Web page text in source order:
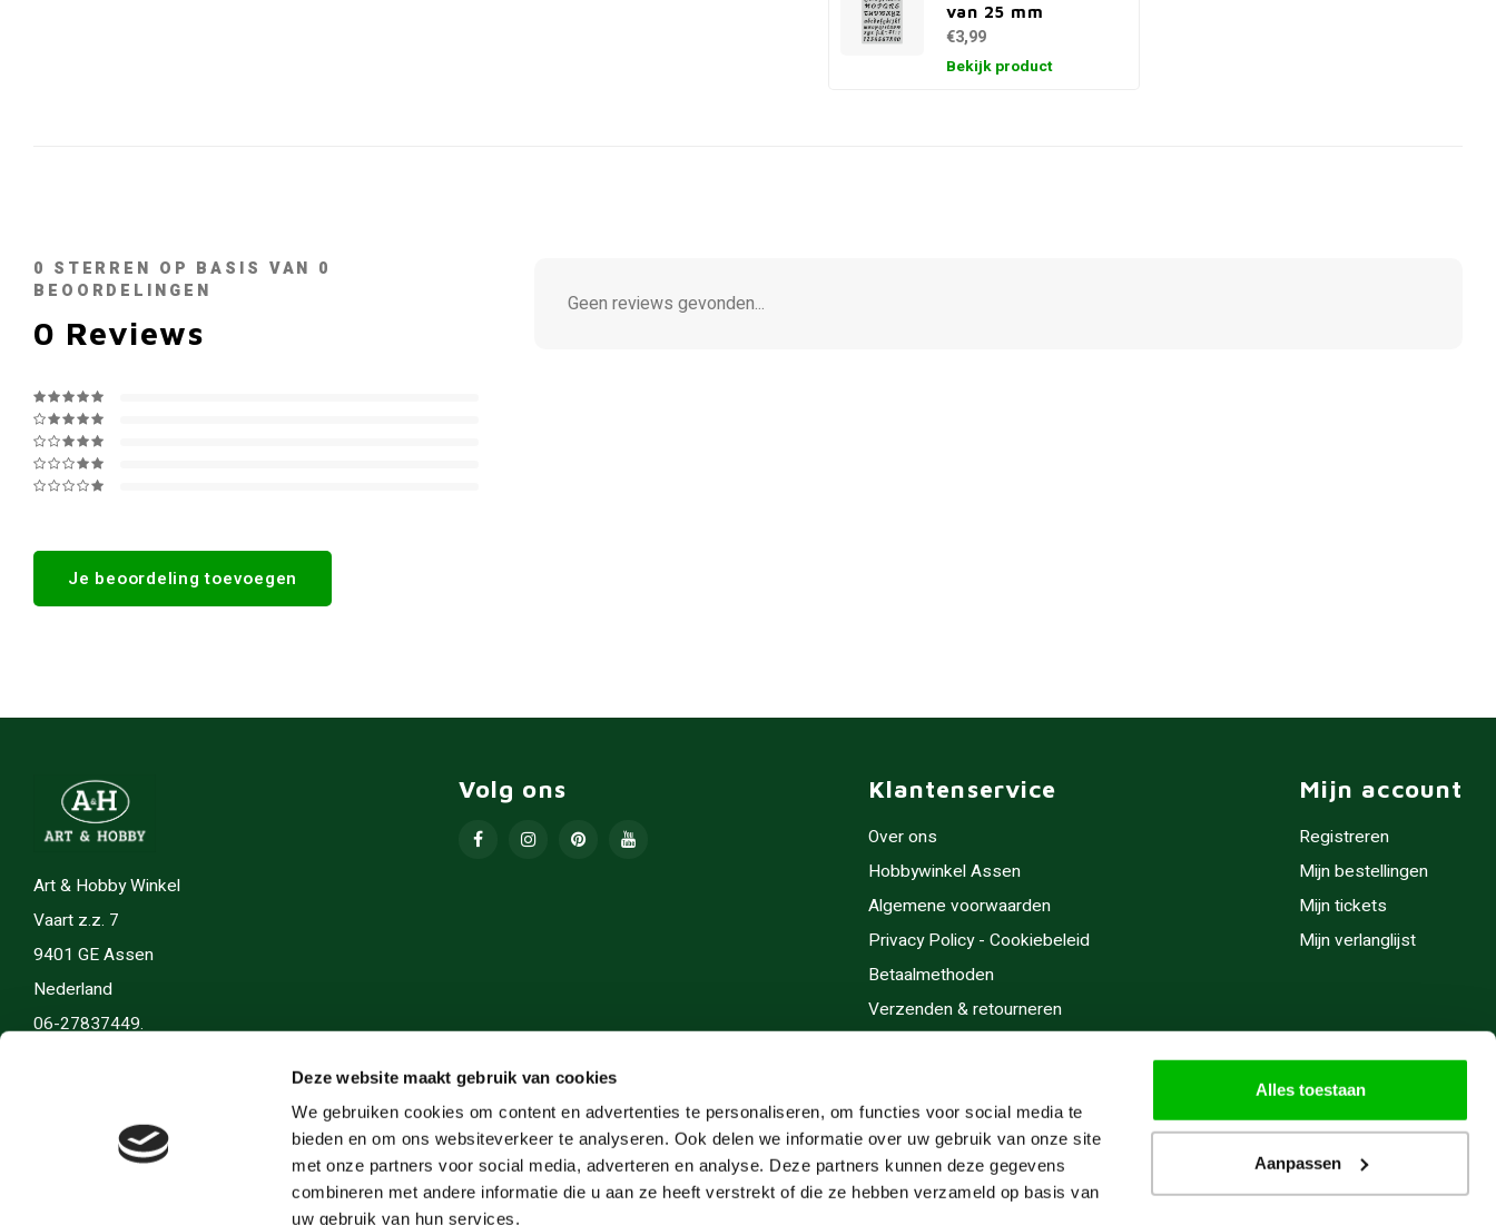
Deze website maakt gebruik van cookies
We gebruiken cookies om content en advertenties te personaliseren, om functies voor social media te
bieden en om ons websiteverkeer te analyseren. Ook delen we informatie over uw gebruik van onze site
met onze partners voor social media, adverteren en analyse. Deze partners kunnen deze gegevens
combineren met andere informatie die u aan ze heeft verstrekt of die ze hebben verzameld op basis van
uw gebruik van hun services.
Alles toestaan
Aanpassen
van 25 mm
€3,99
Bekijk product
0 STERREN OP BASIS VAN 0
BEOORDELINGEN
0 Reviews
Je beoordeling toevoegen
Geen reviews gevonden...
Art & Hobby Winkel
Vaart z.z. 7
9401 GE Assen
Nederland
06-27837449.
Volg ons Klantenservice
Over ons
Hobbywinkel Assen
Algemene voorwaarden
Privacy Policy - Cookiebeleid
Betaalmethoden
Verzenden & retourneren
Cadeaubonnen
Inlijsten
Servicegebieden
Mijn account
Registreren
Mijn bestellingen
Mijn tickets
Mijn verlanglijst